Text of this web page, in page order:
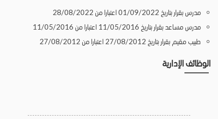
مدرس بقرار بتاريخ 01/09/2022 اعتبارا من 28/08/2022
مدرس مساعد بقرار بتاريخ 11/05/2016 اعتبارا من 11/05/2016
طبيب مقيم بقرار بتاريخ 27/08/2012 اعتبارا من 27/08/2012
الوظائف الإدارية